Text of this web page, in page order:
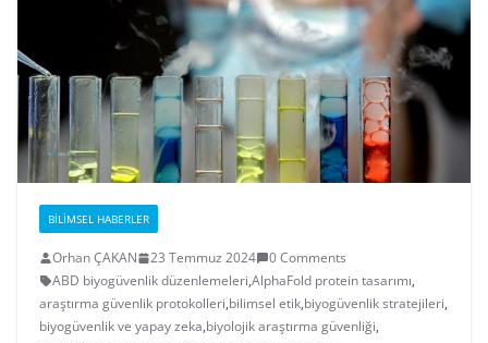
BILIMSEL HABERLER
Orhan ÇAKAN 23 Temmuz 2024
0 Comments
ABD biyogüvenlik düzenlemeleri,AlphaFold protein tasarımı,
araştırma güvenlik protokolleri,bilimsel etik,biyogüvenlik stratejileri,
biyogüvenlik ve yapay zeka,biyolojik araştırma güvenliği,